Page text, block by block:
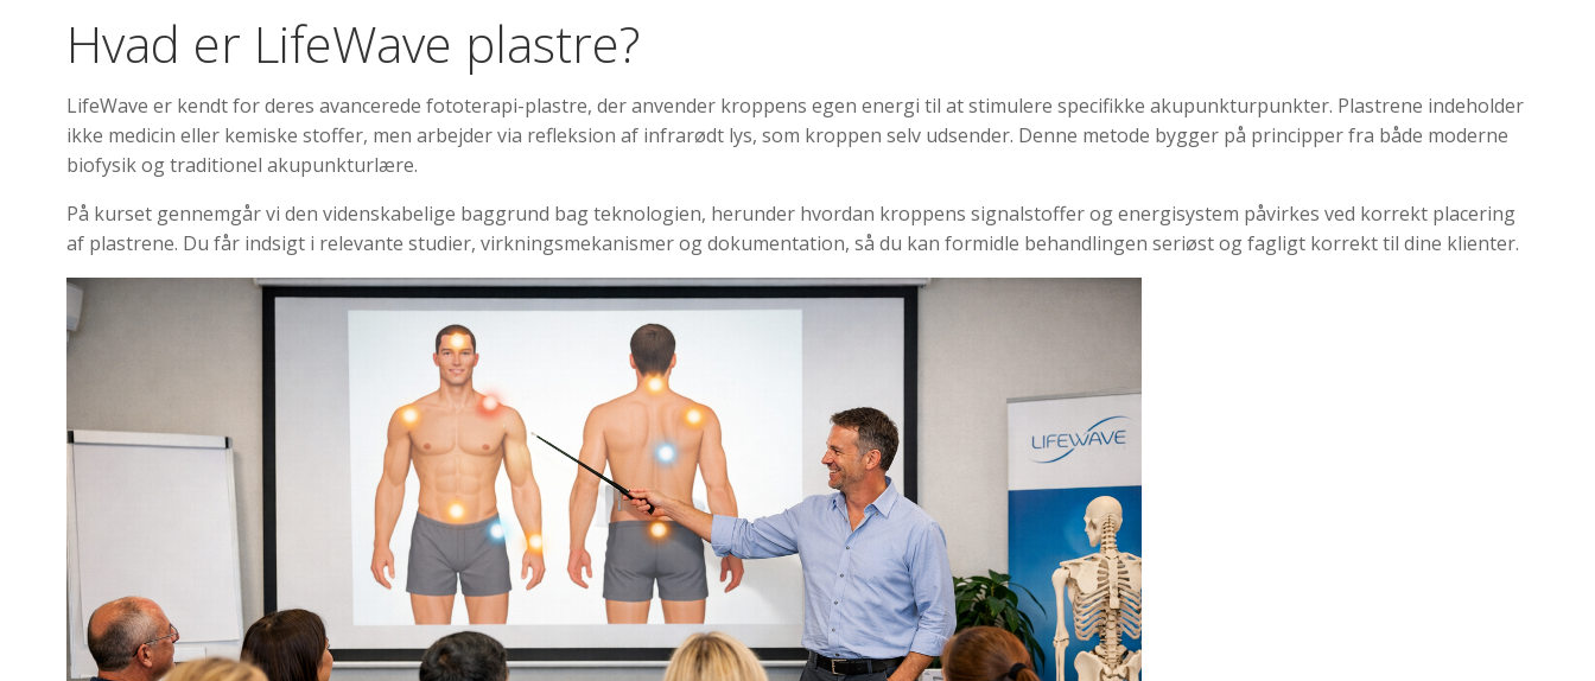
Hvad er LifeWave plastre?
LifeWave er kendt for deres avancerede fototerapi-plastre, der anvender kroppens egen energi til at stimulere specifikke akupunkturpunkter. Plastrene indeholder
ikke medicin eller kemiske stoffer, men arbejder via refleksion af infrarødt lys, som kroppen selv udsender. Denne metode bygger på principper fra både moderne
biofysik og traditionel akupunkturlære.
På kurset gennemgår vi den videnskabelige baggrund bag teknologien, herunder hvordan kroppens signalstoffer og energisystem påvirkes ved korrekt placering
af plastrene. Du får indsigt i relevante studier, virkningsmekanismer og dokumentation, så du kan formidle behandlingen seriøst og fagligt korrekt til dine klienter.